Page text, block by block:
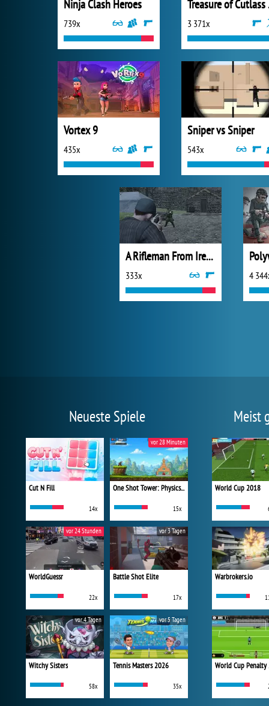
Ninja Clash Heroes
739x 3 371x
Vortex 9
435x
Sniper vs Sniper
543x
A Rifleman From Ireland
333x 4
Neueste Spiele
Cut N Fill
14x
One Shot Tower: Physics Destroyer
15x
vor 28 Minuten
WorldGuessr
22x
vor 24 Stunden
Battle Shot Elite
17x
vor 3 Tagen
Witchy Sisters
58x
vor 4 Tagen
Tennis Masters 2026
35x
vor 5 Tagen
Meist
World Cup 2018
Warbrokers.io
World Cup